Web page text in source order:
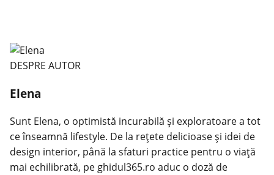
DESPRE AUTOR
Elena
Sunt Elena, o optimistă incurabilă și exploratoare a tot
ce înseamnă lifestyle. De la rețete delicioase și idei de
design interior, până la sfaturi practice pentru o viață
mai echilibrată, pe ghidul365.ro aduc o doză de